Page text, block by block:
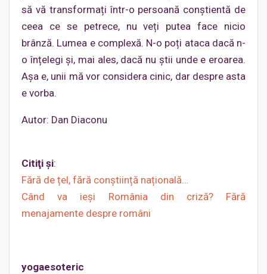
să vă transformați într-o persoană conștientă de
ceea ce se petrece, nu veți putea face nicio
brânză. Lumea e complexă. N-o poți ataca dacă n-
o înțelegi și, mai ales, dacă nu știi unde e eroarea.
Așa e, unii mă vor considera cinic, dar despre asta
e vorba.
Autor: Dan Diaconu
Citiţi şi:
Fără de țel, fără conștiință națională…
Când va ieşi România din criză? Fără
menajamente despre români
yogaesoteric